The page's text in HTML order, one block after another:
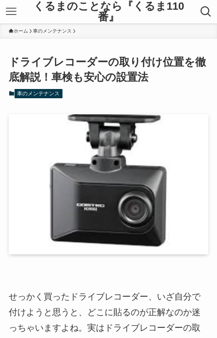
くるまのことなら『くるま110
番』
ホーム 車のメンテナンス
ドライブレコーダーの取り付け位置を徹
底解説！車検も安心の設置法
車のメンテナンス
せっかく買ったドライブレコーダー、いざ自分で
付けようと思うと、どこに貼るのが正解なのか迷
っちゃいますよね。実はドライブレコーダーの取